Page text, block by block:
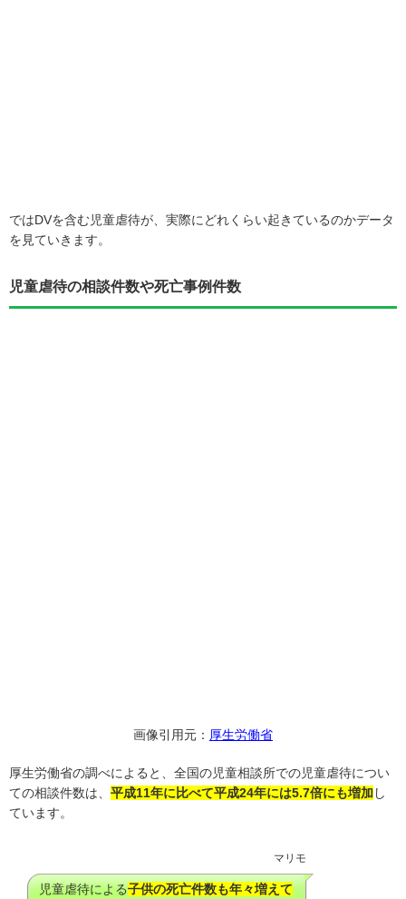
ではDVを含む児童虐待が、実際にどれくらい起きているのかデータ
を見ていきます。
児童虐待の相談件数や死亡事例件数
画像引用元： 厚生労働省
厚生労働省の調べによると、全国の児童相談所での児童虐待につい
ての相談件数は、 平成11年に比べて平成24年には5.7倍にも増加 し
ています。
マリモ
児童虐待による子供の死亡件数も年々増えて